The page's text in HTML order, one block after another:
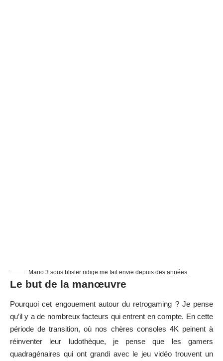
Mario 3 sous blister ridige me fait envie depuis des années.
Le but de la manœuvre
Pourquoi cet engouement autour du retrogaming ? Je pense
qu’il y a de nombreux facteurs qui entrent en compte. En cette
période de transition, où nos chères consoles 4K peinent à
réinventer leur ludothèque, je pense que les gamers
quadragénaires qui ont grandi avec le jeu vidéo trouvent un